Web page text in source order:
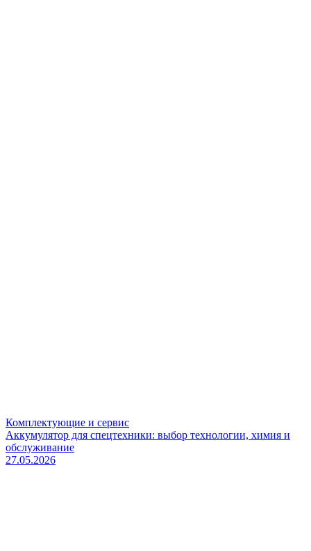
Комплектующие и сервис
Аккумулятор для спецтехники: выбор технологии, химия и
обслуживание
27.05.2026